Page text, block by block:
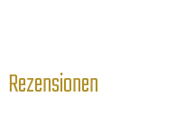
Rezensionen